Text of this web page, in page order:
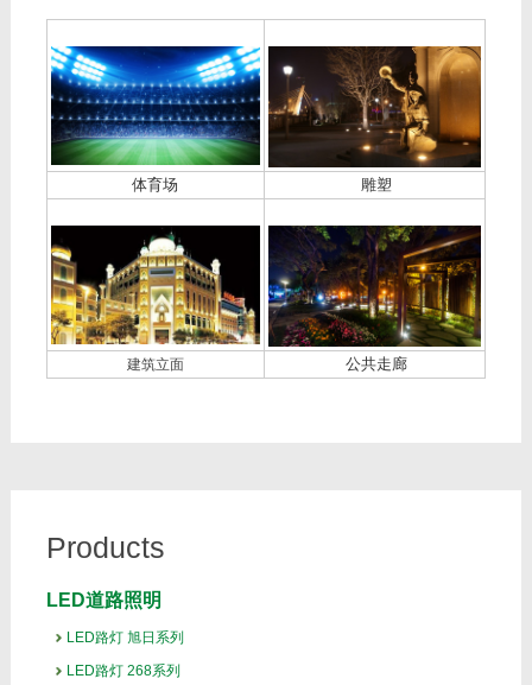
体育场 雕塑
建筑立面 公共走廊
Products
LED道路照明
LED路灯 旭日系列
LED路灯 268系列